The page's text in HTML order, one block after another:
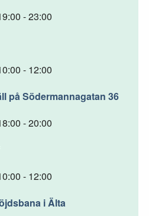
- 23:00
- 12:00
på Södermannagatan 36
- 20:00
- 12:00
i Älta